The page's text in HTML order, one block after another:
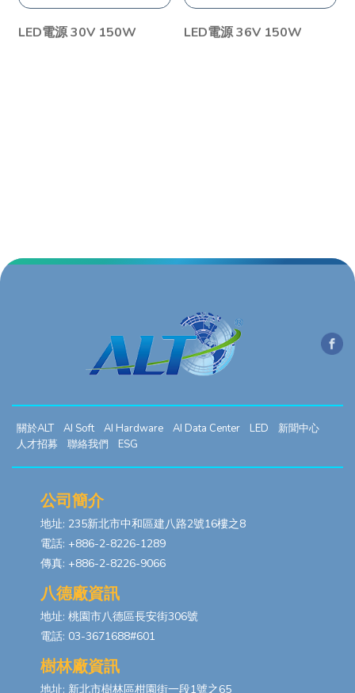
LED電源 30V 150W LED電源 36V 150W
關於ALT AI Soft AI Hardware AI Data Center LED
新聞中心
人才招募
聯絡我們 ESG
公司簡介
地址: 235新北市中和區建八路2號16樓之8
電話: +886-2-8226-1289
傳真: +886-2-8226-9066
八德廠資訊
地址: 桃園市八德區長安街306號
電話: 03-3671688#601
樹林廠資訊
地址: 新北市樹林區柑園街一段1號之65